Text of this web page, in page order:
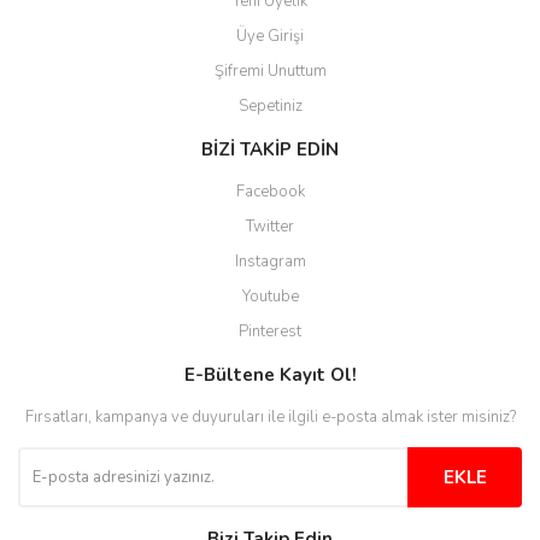
derecede beğendim
Üye Girişi
Şifremi Unuttum
Sepetiniz
BİZİ TAKİP EDİN
Facebook
Twitter
Instagram
Youtube
Pinterest
E-Bültene Kayıt Ol!
Fırsatları, kampanya ve duyuruları ile ilgili e-posta almak ister misiniz?
EKLE